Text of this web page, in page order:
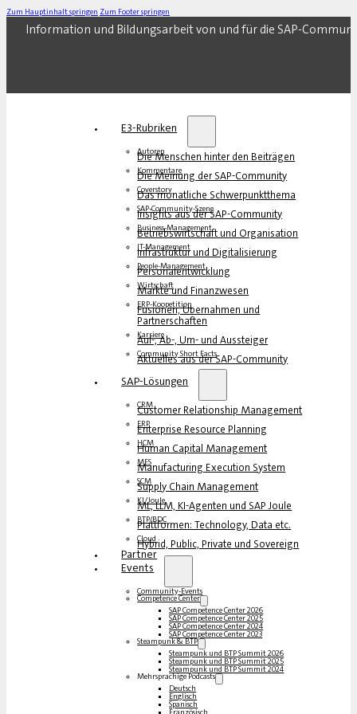
Zum Hauptinhalt springen Zum Footer springen
Information und Bildungsarbeit von und für die SAP-
E3-Rubriken
Autoren
Die Menschen hinter den Beiträgen
Kommentare
Die Meinung der SAP-Community
Coverstory
Das monatliche Schwerpunktthema
SAP-Community-Szene
Insights aus der SAP-Community
Business-Management
Betriebswirtschaft und Organisation
IT-Management
Infrastruktur und Digitalisierung
People-Management
Personalentwicklung
Wirtschaft
Märkte und Finanzwesen
ERP-Koopetition
Fusionen, Übernahmen und
Partnerschaften
Karriere
Auf-, Ab-, Um- und Aussteiger
Community Short Facts
Aktuelles aus der SAP-Community
SAP-Lösungen
CRM
Customer Relationship Management
ERP
Enterprise Resource Planning
HCM
Human Capital Management
MES
Manufacturing Execution System
SCM
Supply Chain Management
KI/Joule
ML, LLM, KI-Agenten und SAP Joule
BTP/BDC
Plattformen: Technology, Data etc.
Cloud
Hybrid, Public, Private und Sovereign
Partner
Events
Community-Events
Competence Center
SAP Competence Center 2026
SAP Competence Center 2025
SAP Competence Center 2024
SAP Competence Center 2023
Steampunk & BTP
Steampunk und BTP Summit 2026
Steampunk und BTP Summit 2025
Steampunk und BTP Summit 2024
Mehrsprachige Podcasts
Deutsch
Englisch
Spanisch